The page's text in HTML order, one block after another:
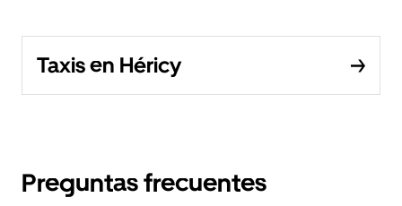
Taxis en Héricy
Preguntas frecuentes